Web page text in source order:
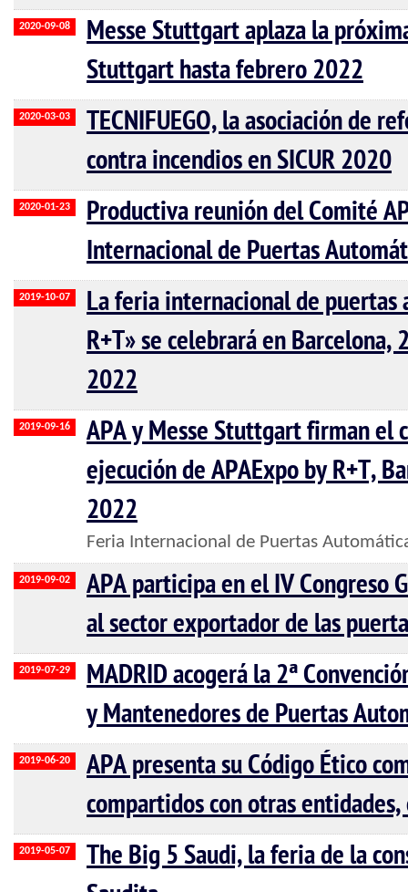
2020-09-08
Messe Stuttgart aplaza la
Stuttgart hasta febrero 2022
2020-03-03
TECNIFUEGO, la asociación de
contra incendios en SICUR 2020
2020-01-23
Productiva reunión del Comité
Internacional de Puertas
2019-10-07
La feria internacional de puertas
R+T» se celebrará en
2022
2019-09-16
APA y Messe Stuttgart firman el
ejecución de APAExpo by R+T,
2022
Feria Internacional de Puertas
2019-09-02
APA participa en el IV Congreso
al sector exportador de las
2019-07-29
MADRID acogerá la 2ª
y Mantenedores de Puertas
2019-06-20
APA presenta su Código Ético
compartidos con otras
2019-05-07
The Big 5 Saudi, la feria de la